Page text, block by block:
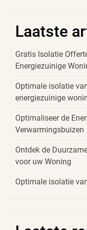
Laatste
Gratis Isolatie
Energiezuinige
Optimale isolatie
energiezuinige
Optimaliseer de
Verwarmingsbuizen
Ontdek de
voor uw Woning
Optimale isolatie